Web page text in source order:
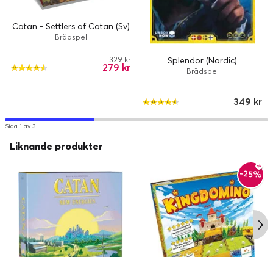
Catan - Settlers of Catan (Sv)
Brädspel
279 kr
329 kr Splendor (Nordic)
Brädspel
349 kr
Sida 1 av 3
Liknande produkter
-25%